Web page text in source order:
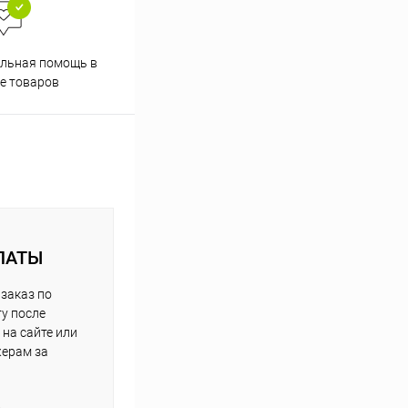
помощь в
товаров
по
после
сайте или
за